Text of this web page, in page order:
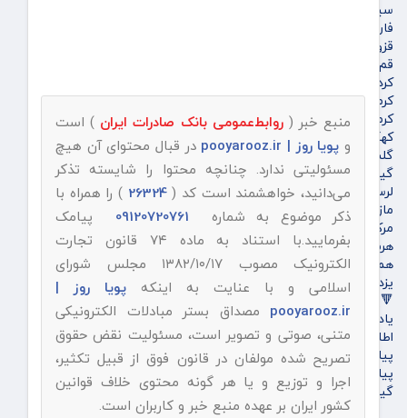
سیستان و بلوچستان
فارس
قزوین
قم
کردستان
کرمان
کرمانشاه
کهگیلویه و بویراحمد
گلستان
گیلان
لرستان
مازندران
مرکزی
هرمزگان
همدان
یزد
🔻پویاروز
یادداشت پویاروز
اطلاعیه
پیام تبریک پویاروز
پیام تسلیت پویاروز
گیشه روزنامه ها
منبع خبر (روابط‌عمومی بانک صادرات ایران ) است
و پویا روز | pooyarooz.ir
در قبال محتوای آن هیچ
مسئولیتی ندارد. چنانچه محتوا را شایسته تذکر
می‌دانید، خواهشمند است کد (26324
) را همراه با
ذکر موضوع به شماره
پیامک
بفرمایید.با استناد به ماده ۷۴ قانون تجارت
الکترونیک مصوب ۱۳۸۲/۱۰/۱۷ مجلس شورای
اسلامی و با عنایت به اینکه پویا روز |
pooyarooz.ir مصداق بستر مبادلات الکترونیکی
متنی، صوتی و تصویر است، مسئولیت نقض حقوق
تصریح شده مولفان در قانون فوق از قبیل تکثیر،
اجرا و توزیع و یا هر گونه محتوی خلاف قوانین
کشور ایران بر عهده منبع خبر و کاربران است.